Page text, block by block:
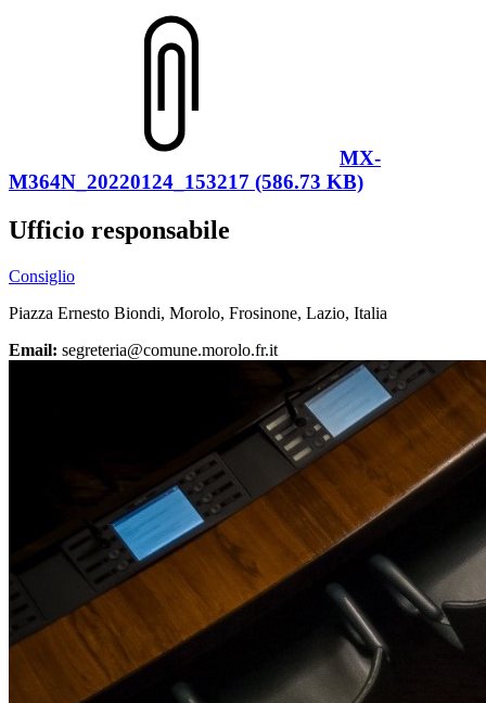
MX-
M364N_20220124_153217 (586.73 KB)
Ufficio responsabile
Consiglio
Piazza Ernesto Biondi, Morolo, Frosinone, Lazio, Italia
Email: segreteria@comune.morolo.fr.it